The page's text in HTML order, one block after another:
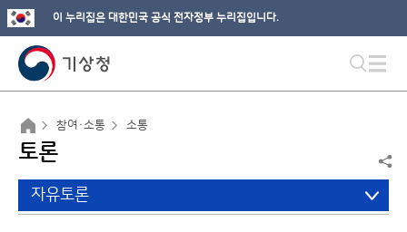
이 누리집은 대한민국 공식 전자정부 누리집입니다.
참여·소통 소통
토론
자유토론